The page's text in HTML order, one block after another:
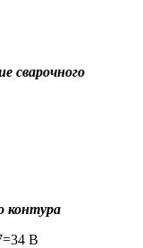
сварочного
контура
В